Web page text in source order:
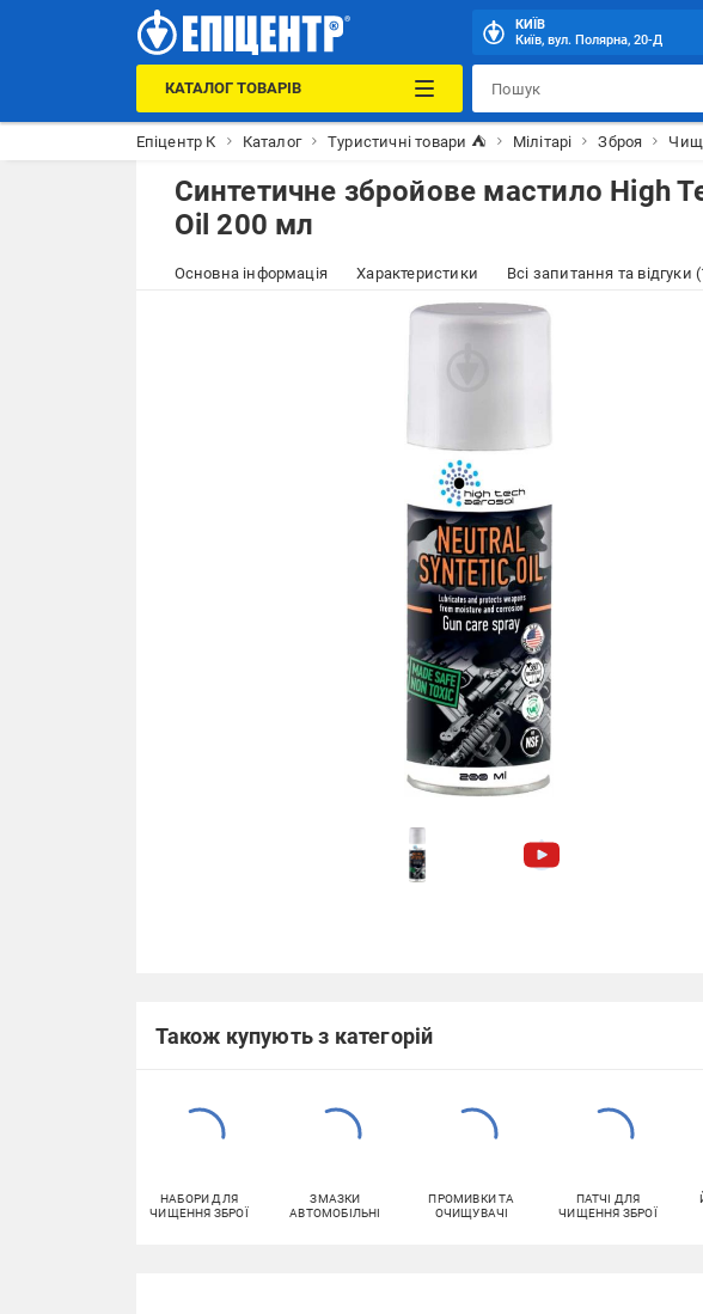
КИЇВ
Київ, вул. Полярна, 20-Д
КАТАЛОГ ТОВАРІВ
Епіцентр К Каталог Туристичні товари ⛺ Мілітарі Зброя
Синтетичне збройове мастило High
Oil 200 мл
Основна інформація Характеристики Всі запитання та відгуки
Також купують з категорій
НАБОРИ ДЛЯ
ЧИЩЕННЯ ЗБРОЇ
ЗМАЗКИ
АВТОМОБІЛЬНІ
ПРОМИВКИ ТА
ОЧИЩУВАЧІ
ПАТЧІ ДЛЯ
ЧИЩЕННЯ ЗБРОЇ